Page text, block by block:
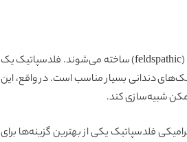
ونیر سرامیکی فلدسپاتیک از ترکیب موادی تشکیل شده است که عمدتاً بر پایه فلدسپاتیک (feldspathic) ساخته می‌شوند. فلدسپاتیک یک
دندانی بسیار مناسب است. در واقع، این
شبیه‌سازی کند.
فلدسپاتیک یکی از بهترین گزینه‌ها برای